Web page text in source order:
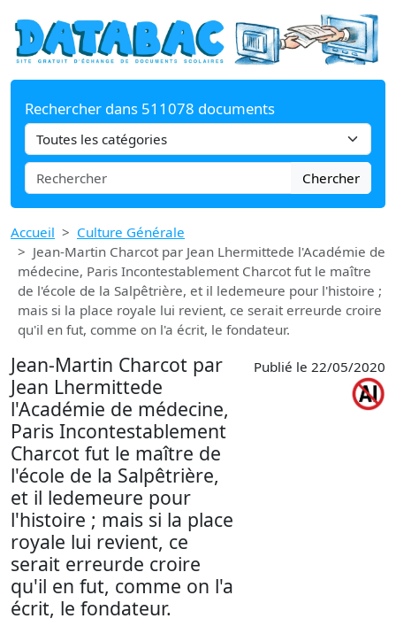
Rechercher dans 511078 documents
Chercher
Accueil
Culture Générale
Jean-Martin Charcot par Jean Lhermittede l'Académie de
médecine, Paris Incontestablement Charcot fut le maître
de l'école de la Salpêtrière, et il ledemeure pour l'histoire ;
mais si la place royale lui revient, ce serait erreurde croire
qu'il en fut, comme on l'a écrit, le fondateur.
Jean-Martin Charcot par
Jean Lhermittede
l'Académie de médecine,
Paris Incontestablement
Charcot fut le maître de
l'école de la Salpêtrière,
et il ledemeure pour
l'histoire ; mais si la place
royale lui revient, ce
serait erreurde croire
qu'il en fut, comme on l'a
écrit, le fondateur.
Publié le 22/05/2020